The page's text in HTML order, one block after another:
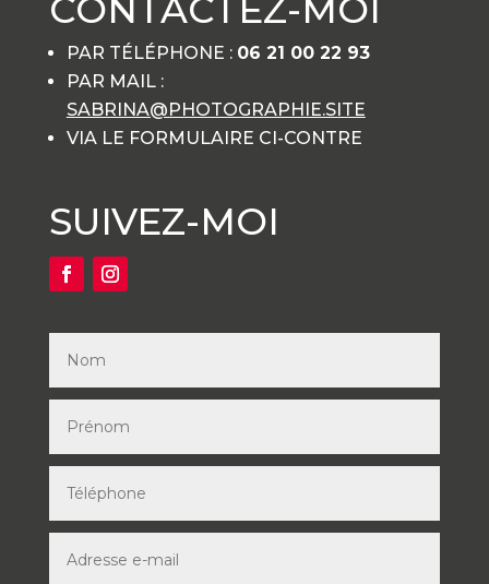
CONTACTEZ-MOI
PAR TÉLÉPHONE : 06 21 00 22 93
PAR MAIL :
SABRINA@PHOTOGRAPHIE.SITE
VIA LE FORMULAIRE CI-CONTRE
SUIVEZ-MOI